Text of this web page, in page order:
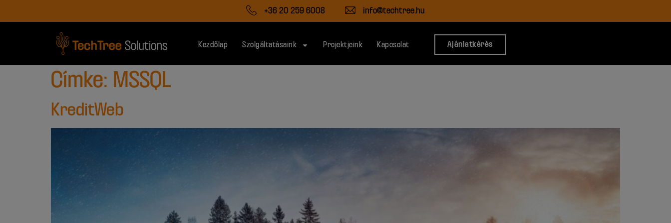
+36 20 259 6008 info@techtree.hu
Kezdőlap Szolgáltatásaink Projektjeink Kapcsolat Ajánlatkérés
Címke: MSSQL
KreditWeb